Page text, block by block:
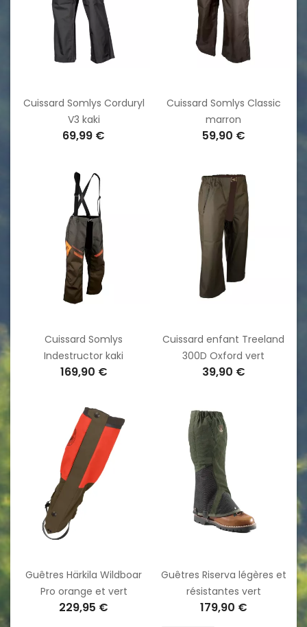
Cuissard Somlys Corduryl
V3 kaki
69,99 €
Cuissard Somlys Classic
marron
59,90 €
Cuissard Somlys
Indestructor kaki
169,90 €
Cuissard enfant Treeland
300D Oxford vert
39,90 €
Guêtres Härkila Wildboar
Pro orange et vert
229,95 €
Guêtres Riserva légères et
résistantes vert
179,90 €